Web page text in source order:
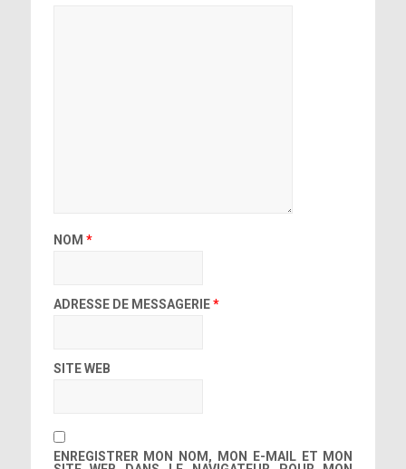
NOM *
ADRESSE DE MESSAGERIE*
SITE WEB
ENREGISTRER MON NOM, MON E-MAIL ET MON